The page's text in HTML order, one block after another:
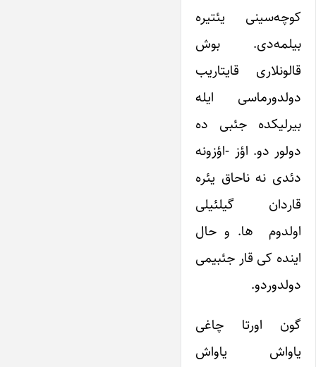
کوچه‌سینی یئتیره
بیلمه‌دی. بوش
قالونلاری قایتاریب
دولدورماسی ایله
بیرلیکده جئبی ده
دولور دو. اؤز -اؤزونه
دئدی نه ناحاق یئره
قاردان گیلئیلی
اولدوم ها. و حال
اینده کی قار جئبیمی
دولدوردو.
گون اورتا چاغی
یاواش یاواش